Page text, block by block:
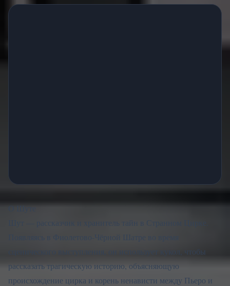
О Шуте
сценического выступления, он использует кукол, чтобы
рассказать трагическую историю, объясняющую
происхождение цирка и корень ненависти между Пьеро и